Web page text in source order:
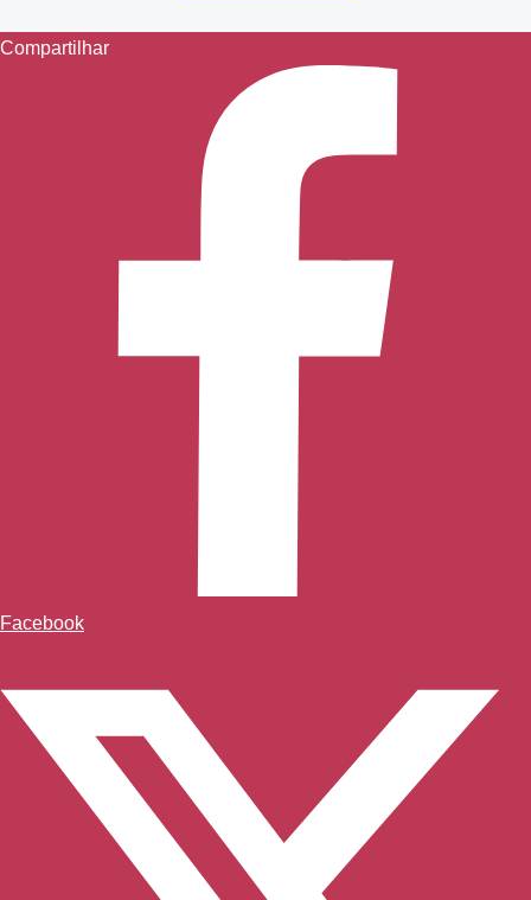
Compartilhar
Facebook